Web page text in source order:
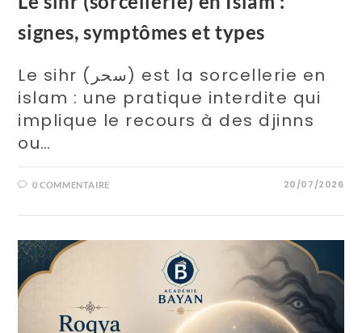
signes, symptômes et types
Le sihr (سحر) est la sorcellerie en
islam : une pratique interdite qui
implique le recours à des djinns
ou…
0 COMMENTAIRE 20/07/2026